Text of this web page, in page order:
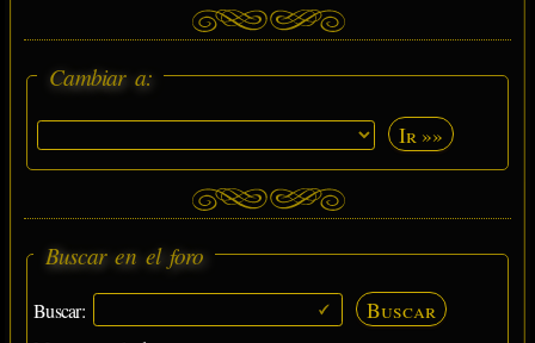
Cambiar a:
Ir »»
Buscar en el foro
Buscar: Buscar